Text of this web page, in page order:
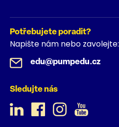
Potřebujete poradit?
Napište nám nebo zavolejte:
edu@pumpedu.cz
Sledujte nás